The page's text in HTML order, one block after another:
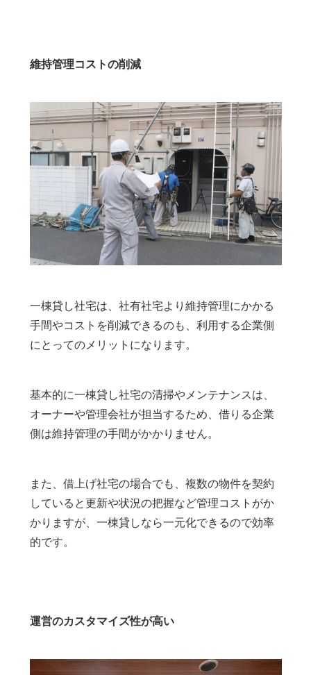
維持管理コストの削減
一棟貸し社宅は、社有社宅より維持管理にかかる
手間やコストを削減できるのも、利用する企業側
にとってのメリットになります。
基本的に一棟貸し社宅の清掃やメンテナンスは、
オーナーや管理会社が担当するため、借りる企業
側は維持管理の手間がかかりません。
また、借上げ社宅の場合でも、複数の物件を契約
していると更新や状況の把握など管理コストがか
かりますが、一棟貸しなら一元化できるので効率
的です。
運営のカスタマイズ性が高い